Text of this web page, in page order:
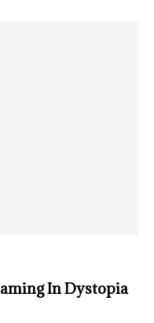
In Dystopia